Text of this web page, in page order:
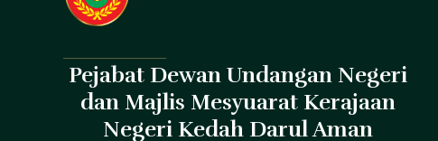
Pejabat Dewan Undangan Negeri
dan Majlis Mesyuarat Kerajaan
Negeri Kedah Darul Aman